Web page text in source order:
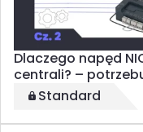
Dlaczego napęd
centrali? –
Standard